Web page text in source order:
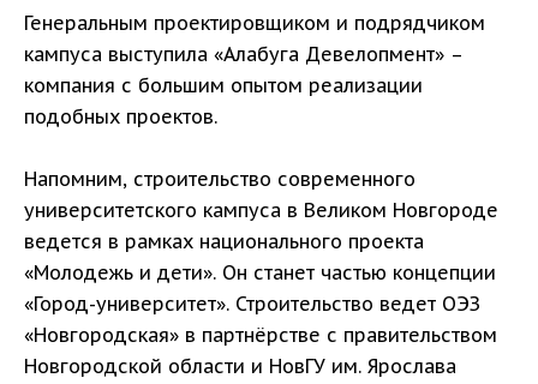
Генеральным проектировщиком и подрядчиком
кампуса выступила «Алабуга Девелопмент» –
компания с большим опытом реализации
подобных проектов.
Напомним, строительство современного
университетского кампуса в Великом Новгороде
ведется в рамках национального проекта
«Молодежь и дети». Он станет частью концепции
«Город-университет». Строительство ведет ОЭЗ
«Новгородская» в партнёрстве с правительством
Новгородской области и НовГУ им. Ярослава